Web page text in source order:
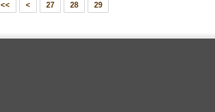
<< < 27 28 29